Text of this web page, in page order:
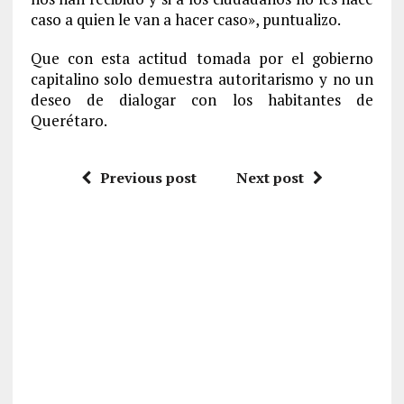
caso a quien le van a hacer caso», puntualizo.
Que con esta actitud tomada por el gobierno
capitalino solo demuestra autoritarismo y no un
deseo de dialogar con los habitantes de
Querétaro.
Previous post Next post